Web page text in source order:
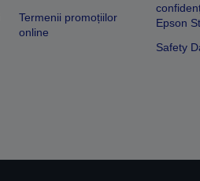
Termenii promoțiilor
online
Epson
Safety